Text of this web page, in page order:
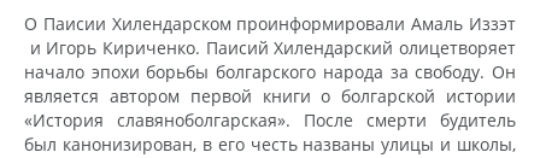
О Паисии Хилендарском проинформировали Амаль Иззэт
и Игорь Кириченко. Паисий Хилендарский олицетворяет
начало эпохи борьбы болгарского народа за свободу. Он
является автором первой книги о болгарской истории
«История славяноболгарская». После смерти будитель
был канонизирован, в его честь названы улицы и школы,